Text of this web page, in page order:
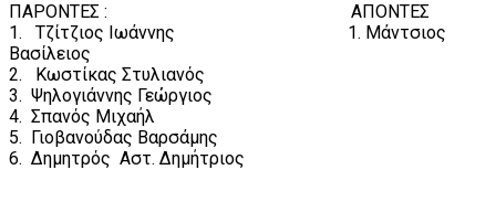
ΠΑΡΟΝΤΕΣ : AΠΟΝTEΣ
1. Τζίτζιος Ιωάννης 1. Μάντσιος
Βασίλειος
2. Κωστίκας Στυλιανός
3. Ψηλογιάννης Γεώργιος
4. Σπανός Μιχαήλ
5. Γιοβανούδας Βαρσάμης
6. Δημητρός Αστ. Δημήτριος